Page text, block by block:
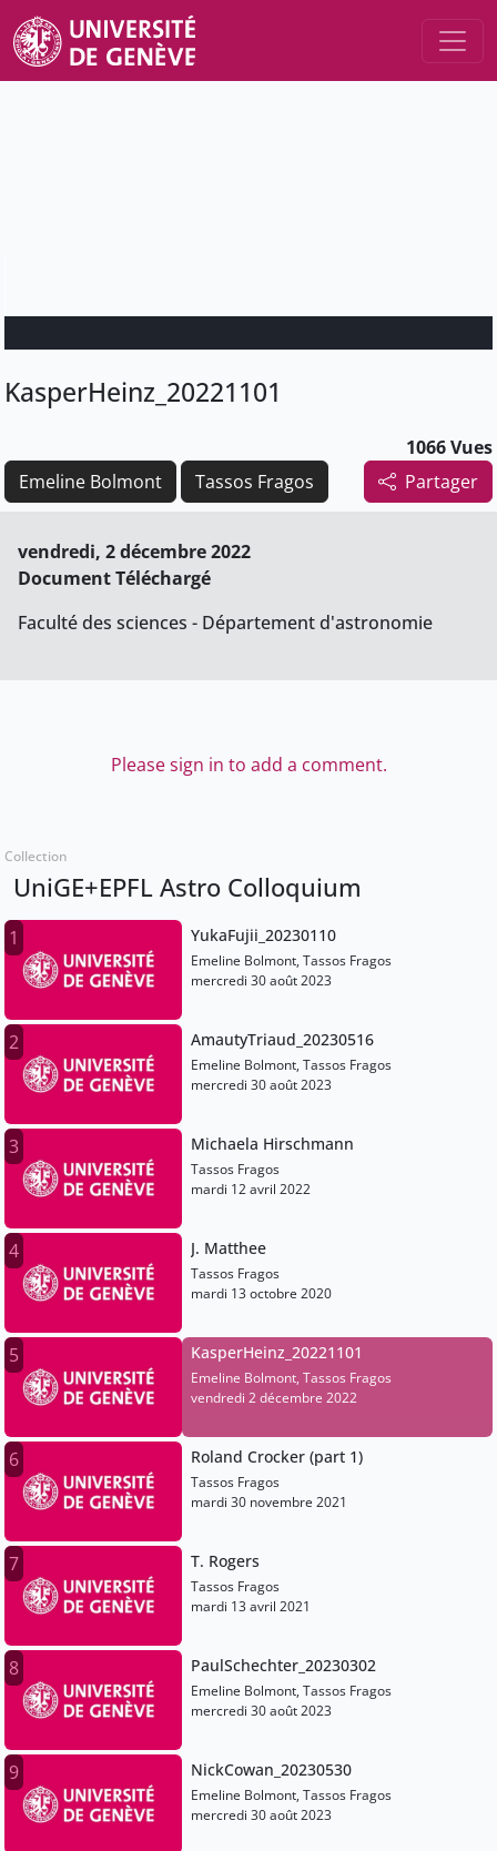
KasperHeinz_20221101
1066 Vues
Partager
Emeline Bolmont Tassos Fragos
vendredi, 2 décembre 2022
Document Téléchargé
Faculté des sciences - Département d'astronomie
Please sign in to add a comment.
Collection
UniGE+EPFL Astro Colloquium
1 YukaFujii_20230110
Emeline Bolmont, Tassos Fragos
mercredi 30 août 2023
2 AmautyTriaud_20230516
Emeline Bolmont, Tassos Fragos
mercredi 30 août 2023
3 Michaela Hirschmann
Tassos Fragos
mardi 12 avril 2022
4 J. Matthee
Tassos Fragos
mardi 13 octobre 2020
5 KasperHeinz_20221101
Emeline Bolmont, Tassos Fragos
vendredi 2 décembre 2022
6 Roland Crocker (part 1)
Tassos Fragos
mardi 30 novembre 2021
7 T. Rogers
Tassos Fragos
mardi 13 avril 2021
8 PaulSchechter_20230302
Emeline Bolmont, Tassos Fragos
mercredi 30 août 2023
9 NickCowan_20230530
Emeline Bolmont, Tassos Fragos
mercredi 30 août 2023